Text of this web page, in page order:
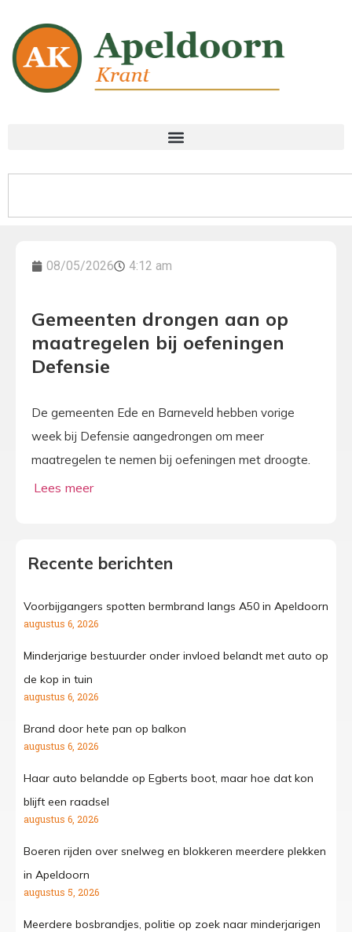
08/05/2026 4:12 am
Gemeenten drongen aan op
maatregelen bij oefeningen
Defensie
De gemeenten Ede en Barneveld hebben vorige
week bij Defensie aangedrongen om meer
maatregelen te nemen bij oefeningen met droogte.
Recente berichten
Voorbijgangers spotten bermbrand langs A50 in Apeldoorn
augustus 6, 2026
Minderjarige bestuurder onder invloed belandt met auto op
de kop in tuin
augustus 6, 2026
Brand door hete pan op balkon
augustus 6, 2026
Haar auto belandde op Egberts boot, maar hoe dat kon
blijft een raadsel
augustus 6, 2026
Boeren rijden over snelweg en blokkeren meerdere plekken
in Apeldoorn
augustus 5, 2026
Meerdere bosbrandjes, politie op zoek naar minderjarigen